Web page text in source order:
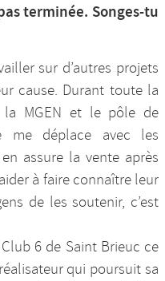
terminée. Songes-tu
sur d’autres projets
cause. Durant toute la
MGEN et le pôle de
me déplace avec les
assure la vente après
à faire connaître leur
de les soutenir, c’est
6 de Saint Brieuc ce
qui poursuit sa